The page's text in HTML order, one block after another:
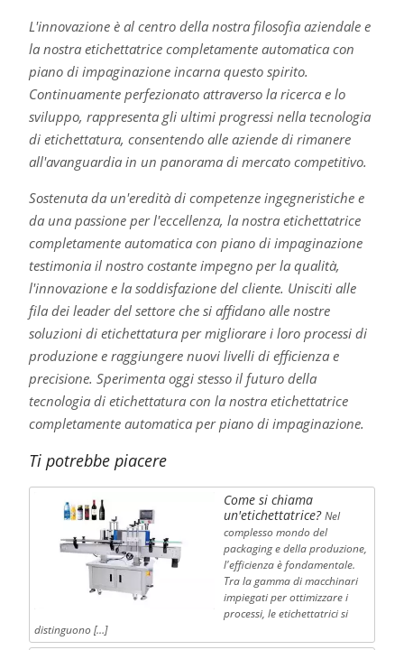
L'innovazione è al centro della nostra filosofia aziendale e
la nostra etichettatrice completamente automatica con
piano di impaginazione incarna questo spirito.
Continuamente perfezionato attraverso la ricerca e lo
sviluppo, rappresenta gli ultimi progressi nella tecnologia
di etichettatura, consentendo alle aziende di rimanere
all'avanguardia in un panorama di mercato competitivo.
Sostenuta da un'eredità di competenze ingegneristiche e
da una passione per l'eccellenza, la nostra etichettatrice
completamente automatica con piano di impaginazione
testimonia il nostro costante impegno per la qualità,
l'innovazione e la soddisfazione del cliente. Unisciti alle
fila dei leader del settore che si affidano alle nostre
soluzioni di etichettatura per migliorare i loro processi di
produzione e raggiungere nuovi livelli di efficienza e
precisione. Sperimenta oggi stesso il futuro della
tecnologia di etichettatura con la nostra etichettatrice
completamente automatica per piano di impaginazione.
Ti potrebbe piacere
Come si chiama
un'etichettatrice? Nel
complesso mondo del
packaging e della produzione,
l'efficienza è fondamentale.
Tra la gamma di macchinari
impiegati per ottimizzare i
processi, le etichettatrici si
distinguono […]